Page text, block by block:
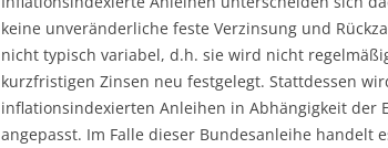
keine unveränderliche feste Verzinsung und
nicht typisch variabel, d.h. sie wird nicht
kurzfristigen Zinsen neu festgelegt. Stattdessen
inflationsindexierten Anleihen in Abhängigkeit der
angepasst. Im Falle dieser Bundesanleihe handelt